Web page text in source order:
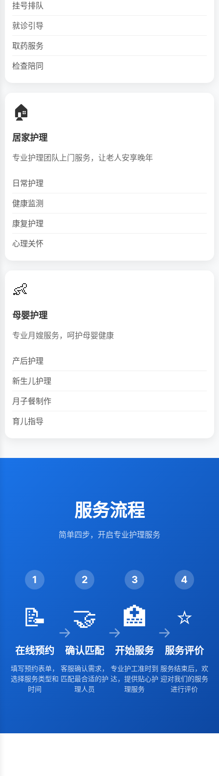
挂号排队
就诊引导
取药服务
检查陪同
🏠
居家护理
专业护理团队上门服务，让老人安享晚年
日常护理
健康监测
康复护理
心理关怀
👶
母婴护理
专业月嫂服务，呵护母婴健康
产后护理
新生儿护理
月子餐制作
育儿指导
服务流程
简单四步，开启专业护理服务
1
📝
在线预约
填写预约表单，
选择服务类型和
时间
→
2
🤝
确认匹配
客服确认需求，
匹配最合适的护
理人员
→
3
🏥
开始服务
专业护工准时到
达，提供贴心护
理服务
→
4
⭐
服务评价
服务结束后，欢
迎对我们的服务
进行评价